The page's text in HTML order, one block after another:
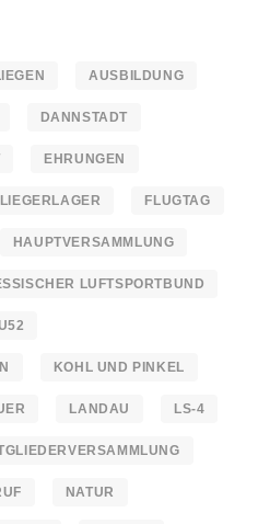
AUSBILDUNG
DANNSTADT
EHRUNGEN
FLUGTAG
HAUPTVERSAMMLUNG
LUFTSPORTBUND
KOHL UND PINKEL
LANDAU LS-4
NATUR